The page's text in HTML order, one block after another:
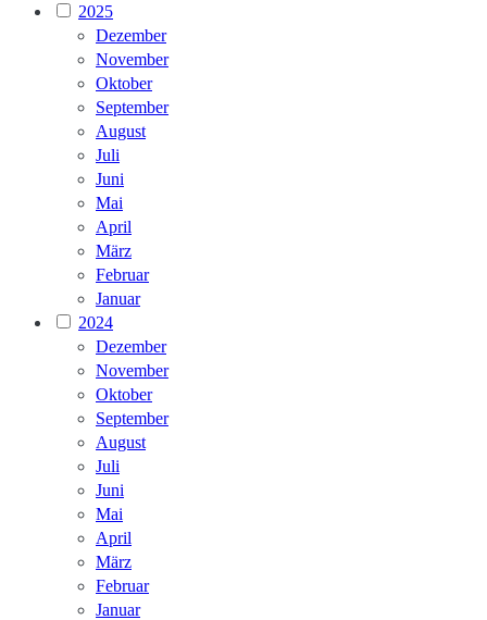
2025
Dezember
November
Oktober
September
August
Juli
Juni
Mai
April
März
Februar
Januar
2024
Dezember
November
Oktober
September
August
Juli
Juni
Mai
April
März
Februar
Januar